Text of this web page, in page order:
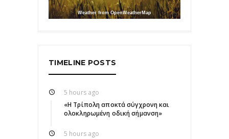
Weather from OpenWeatherMap
TIMELINE POSTS
5 hours ago
«Η Τρίπολη αποκτά σύγχρονη και
ολοκληρωμένη οδική σήμανση»
5 hours ago